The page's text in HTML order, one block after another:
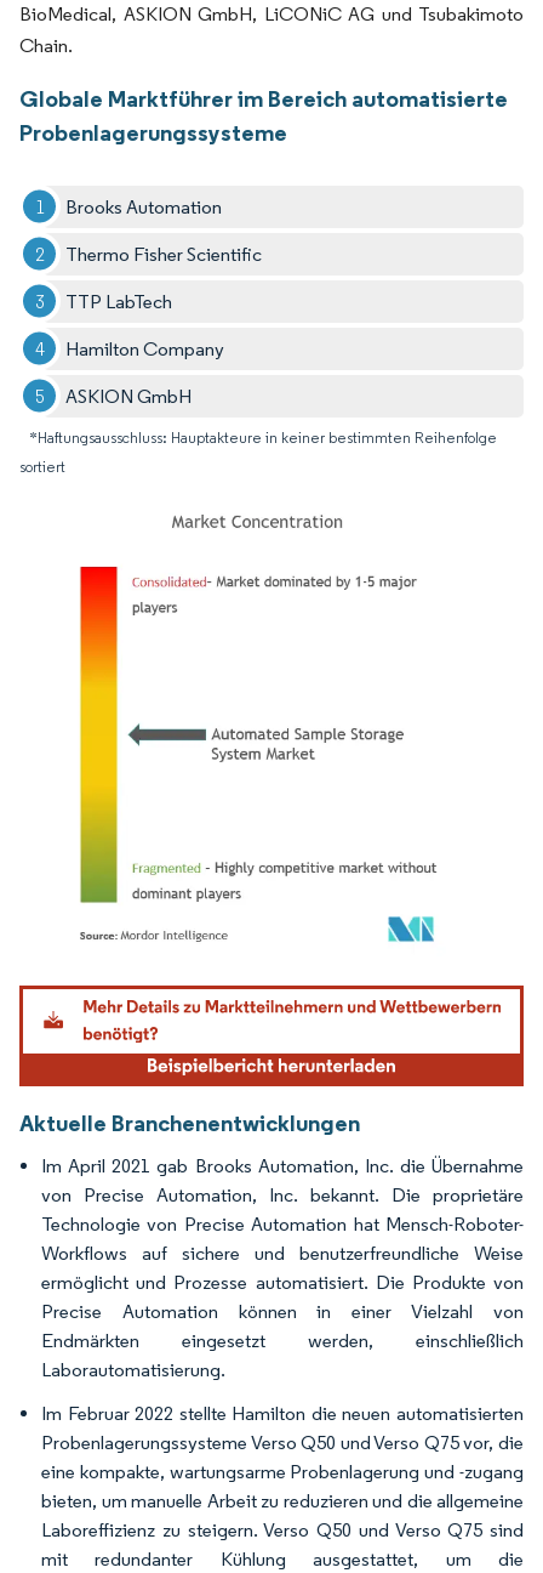
BioMedical, ASKION GmbH, LiCONiC AG und Tsubakimoto
Chain.
Globale Marktführer im Bereich automatisierte
Probenlagerungssysteme
Brooks Automation
Thermo Fisher Scientific
TTP LabTech
Hamilton Company
ASKION GmbH
*Haftungsausschluss: Hauptakteure in keiner bestimmten Reihenfolge
sortiert
Bild © Mordor Intelligence. Wiederverwendung erfordert Namensnennung gemäß
Aktuelle Branchenentwicklungen
Im April 2021 gab Brooks Automation, Inc. die Übernahme
von Precise Automation, Inc. bekannt. Die proprietäre
Technologie von Precise Automation hat Mensch-Roboter-
Workflows auf sichere und benutzerfreundliche Weise
ermöglicht und Prozesse automatisiert. Die Produkte von
Precise Automation können in einer Vielzahl von
Endmärkten eingesetzt werden, einschließlich
Laborautomatisierung.
Im Februar 2022 stellte Hamilton die neuen automatisierten
Probenlagerungssysteme Verso Q50 und Verso Q75 vor, die
eine kompakte, wartungsarme Probenlagerung und -zugang
bieten, um manuelle Arbeit zu reduzieren und die allgemeine
Laboreffizienz zu steigern. Verso Q50 und Verso Q75 sind
mit redundanter Kühlung ausgestattet, um die